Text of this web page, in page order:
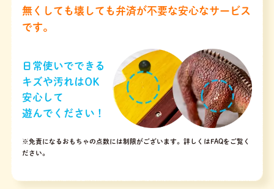
無くしても壊しても弁済が不要な安心なサービス
です。
※免責になるおもちゃの点数には制限がございます。 詳しくはFAQをご覧く
ださい。